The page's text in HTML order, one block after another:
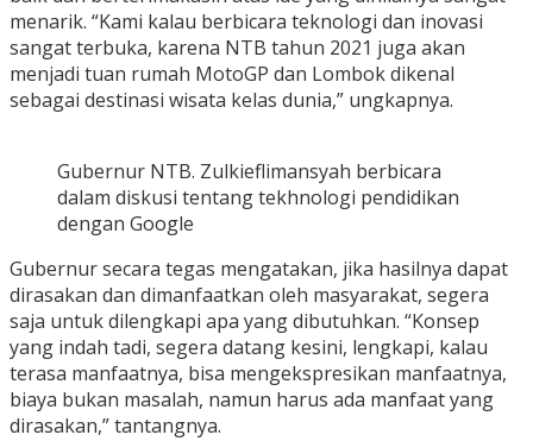
menarik. “Kami kalau berbicara teknologi dan inovasi
sangat terbuka, karena NTB tahun 2021 juga akan
menjadi tuan rumah MotoGP dan Lombok dikenal
sebagai destinasi wisata kelas dunia,” ungkapnya.
Gubernur NTB. Zulkieflimansyah berbicara
dalam diskusi tentang tekhnologi pendidikan
dengan Google
Gubernur secara tegas mengatakan, jika hasilnya dapat
dirasakan dan dimanfaatkan oleh masyarakat, segera
saja untuk dilengkapi apa yang dibutuhkan. “Konsep
yang indah tadi, segera datang kesini, lengkapi, kalau
terasa manfaatnya, bisa mengekspresikan manfaatnya,
biaya bukan masalah, namun harus ada manfaat yang
dirasakan,” tantangnya.